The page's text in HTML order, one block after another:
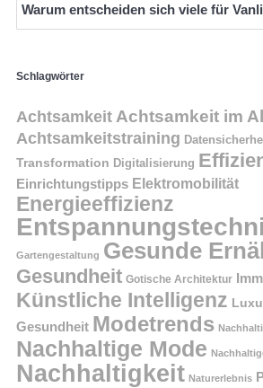
Warum entscheiden sich viele für
Schlagwörter
Achtsamkeit Achtsamkeit im
Achtsamkeitstraining
Transformation Digitalisierung
Einrichtungstipps Elektromobilität
Energieeffizienz
Gartengestaltung Gesunde
Gesundheit Gotische Architektur
Künstliche Intelligenz
Gesundheit Modetrends
Nachhaltige Mode
Nachhaltigkeit Naturerlebnis